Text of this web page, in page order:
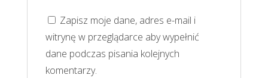
Zapisz moje dane, adres e-mail i
witrynę w przeglądarce aby wypełnić
dane podczas pisania kolejnych
komentarzy.